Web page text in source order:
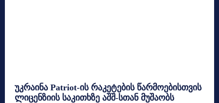
უკრაინა Patriot-ის რაკეტების წარმოებისთვის
ლიცენზიის საკითხზე აშშ-სთან მუშაობს